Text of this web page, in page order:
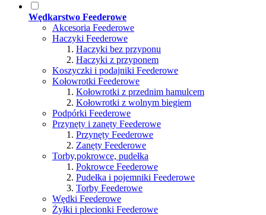
Wędkarstwo Feederowe
Akcesoria Feederowe
Haczyki Feederowe
Haczyki bez przyponu
Haczyki z przyponem
Koszyczki i podajniki Feederowe
Kołowrotki Feederowe
Kołowrotki z przednim hamulcem
Kołowrotki z wolnym biegiem
Podpórki Feederowe
Przynęty i zanęty Feederowe
Przynęty Feederowe
Zanęty Feederowe
Torby,pokrowce, pudełka
Pokrowce Feederowe
Pudełka i pojemniki Feederowe
Torby Feederowe
Wędki Feederowe
Żyłki i plecionki Feederowe